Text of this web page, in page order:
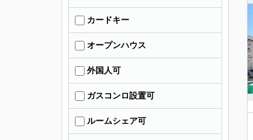
カードキー
オープンハウス
外国人可
ガスコンロ設置可
ルームシェア可